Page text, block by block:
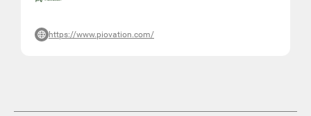
https://www.piovation.com/